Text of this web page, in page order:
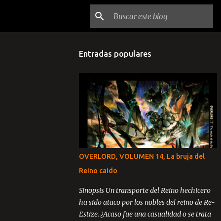
Entradas populares
OVERLORD, VOLUMEN 14, La bruja del
Reino caido
Sinopsis Un transporte del Reino hechicero
ha sido ataco por los nobles del reino de Re-
Estize. ¿Acaso fue una casualidad o se trata